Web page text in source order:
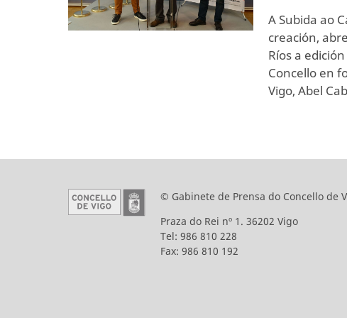
A Subida ao
creación,
Ríos a
Concello en
Vigo, Abel
© Gabinete de Prensa do Concello de
Praza do Rei nº 1. 36202 Vigo
Tel: 986 810 228
Fax: 986 810 192